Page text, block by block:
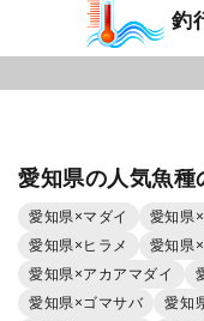
釣
愛知県の人気魚種
愛知県×マダイ 愛知県
愛知県×ヒラメ
愛知県
愛知県×アカアマダイ
愛知県×ゴマサバ
愛知